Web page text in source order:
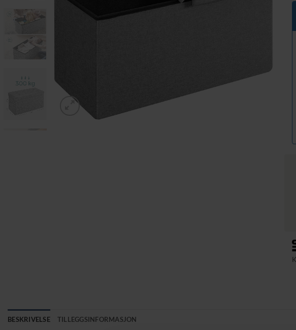
BESKRIVELSE TILLEGGSINFORMASJON